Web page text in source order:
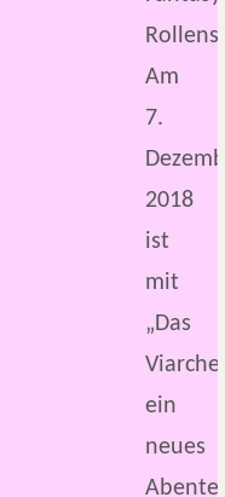
Am
7.
2018
ist
mit
„Das
ein
neues